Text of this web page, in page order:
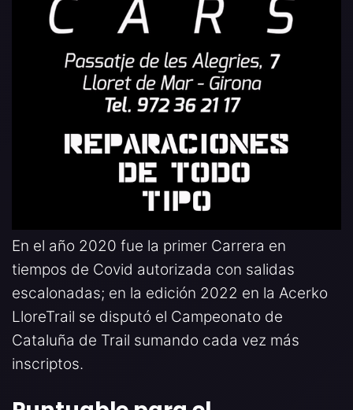
En el año 2020 fue la primer Carrera en
tiempos de Covid autorizada con salidas
escalonadas; en la edición 2022 en la Acerko
LloreTrail se disputó el Campeonato de
Cataluña de Trail sumando cada vez más
inscriptos.